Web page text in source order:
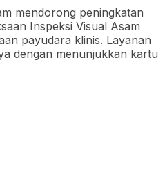
mendorong peningkatan
Inspeksi Visual Asam
payudara klinis. Layanan
dengan menunjukkan kartu